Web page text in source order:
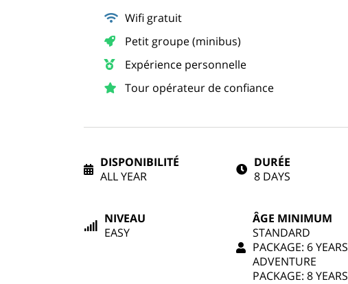
Wifi gratuit
Petit groupe (minibus)
Expérience personnelle
Tour opérateur de confiance
DISPONIBILITÉ
ALL YEAR
DURÉE
8 DAYS
NIVEAU
EASY
ÂGE MINIMUM
STANDARD
PACKAGE: 6 YEARS
ADVENTURE
PACKAGE: 8 YEARS